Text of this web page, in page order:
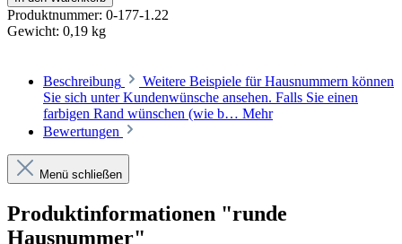
Produktnummer: 0-177-1.22
Gewicht: 0,19 kg
Beschreibung
Weitere Beispiele für Hausnummern können
Sie sich unter Kundenwünsche ansehen. Falls Sie einen
farbigen Rand wünschen (wie b… Mehr
Bewertungen
Menü schließen
Produktinformationen "runde
Hausnummer"